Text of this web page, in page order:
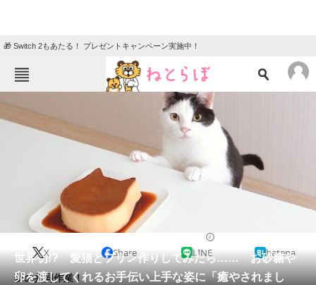
🎁 Switch 2もあたる！ プレゼントキャンペーン実施中！
ニュース
クイズ
地域
教育・育児
会員記事
世界初!? 愛猫とプリン作りしてみたら…… お砂糖や
卵を渡してくれるお手伝い上手な姿に「癒やされまし
X Share LINE hatena
夢の共同作業！